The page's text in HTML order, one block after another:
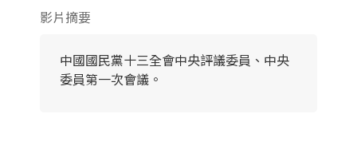
影片摘要
中國國民黨十三全會中央評議委員、中央
委員第一次會議。